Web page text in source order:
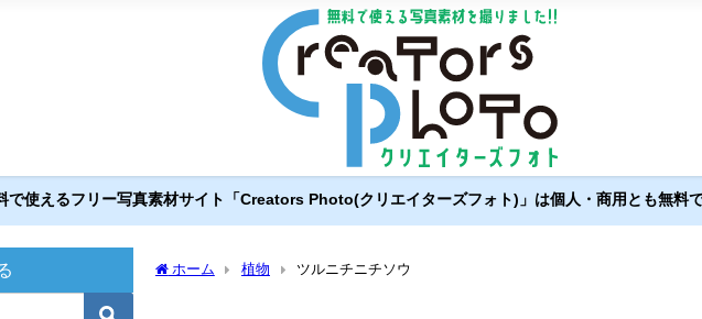
で使えるフリー写真素材サイト「Creators Photo(クリエイターズフォト)」は個人・商用とも無料
ホーム 植物 ツルニチニチソウ